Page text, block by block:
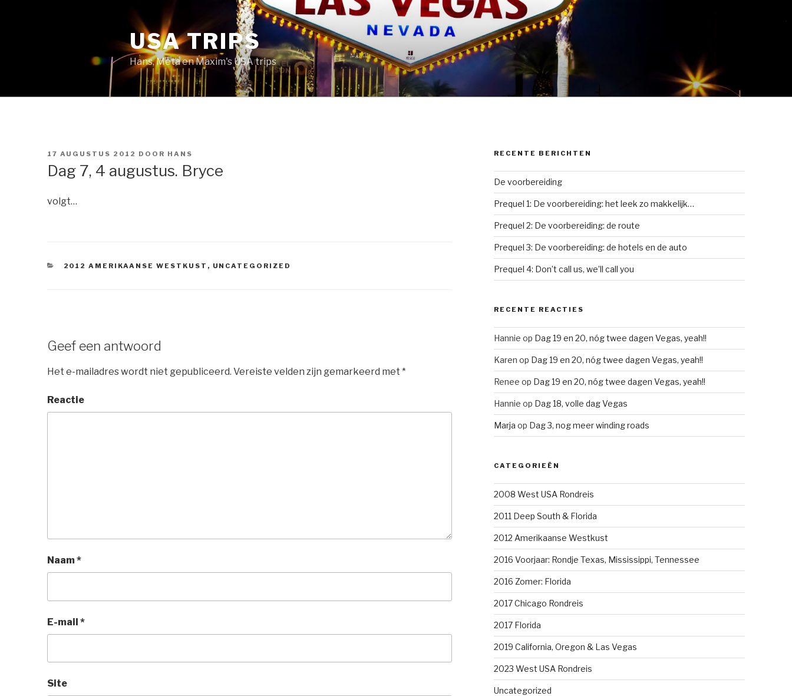
USA TRIPS
Hans, Meta en Maxim's USA trips
GEPLAATST
17 AUGUSTUS 2012 DOOR HANS
Dag 7, 4 augustus. Bryce
volgt…
CATEGORIEËN
2012 AMERIKAANSE WESTKUST , UNCATEGORIZED
Geef een antwoord
Het e-mailadres wordt niet gepubliceerd. Vereiste velden zijn gemarkeerd met *
Reactie
Naam*
E-mail *
Site
RECENTE BERICHTEN
De voorbereiding
Prequel 1: De voorbereiding: het leek zo makkelijk…
Prequel 2: De voorbereiding: de route
Prequel 3: De voorbereiding: de hotels en de auto
Prequel 4: Don’t call us, we’ll call you
RECENTE REACTIES
Hannie op Dag 19 en 20, nóg twee dagen Vegas, yeah!!
Karen op Dag 19 en 20, nóg twee dagen Vegas, yeah!!
Renee op Dag 19 en 20, nóg twee dagen Vegas, yeah!!
Hannie op Dag 18, volle dag Vegas
Marja op Dag 3, nog meer winding roads
CATEGORIEËN
2008 West USA Rondreis
2011 Deep South & Florida
2012 Amerikaanse Westkust
2016 Voorjaar: Rondje Texas, Mississippi, Tennessee
2016 Zomer: Florida
2017 Chicago Rondreis
2017 Florida
2019 California, Oregon & Las Vegas
2023 West USA Rondreis
Uncategorized